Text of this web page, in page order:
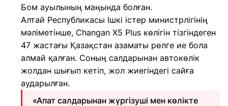
Бом ауылының маңында болған.
Алтай Республикасы Ішкі істер министрлігінің
мәліметінше, Changan X5 Plus көлігін тізгіндеген
47 жастағы Қазақстан азаматы рөлге ие бола
алмай қалған. Соның салдарынан автокөлік
жолдан шығып кетіп, жол жиегіндегі сайға
аударылған.
«Апат салдарынан жүргізуші мен көлікте